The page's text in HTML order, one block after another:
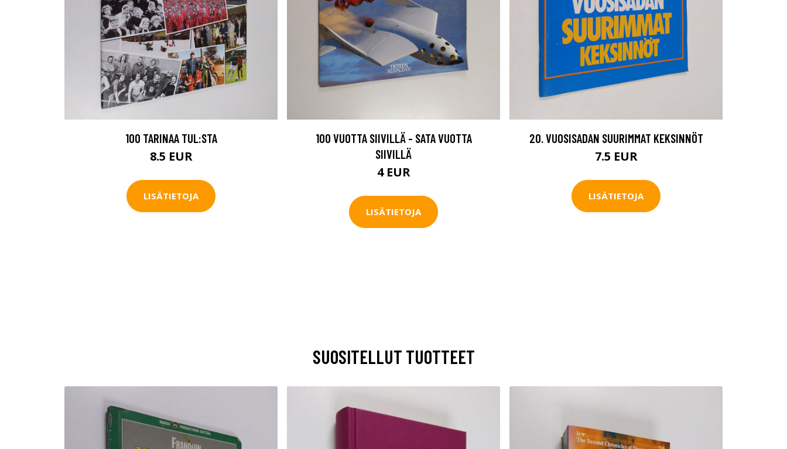
100 TARINAA TUL:STA
8.5 EUR
LISÄTIETOJA
100 VUOTTA SIIVILLÄ - SATA VUOTTA
SIIVILLÄ
4 EUR
LISÄTIETOJA
20. VUOSISADAN SUURIMMAT KEKSINNÖT
7.5 EUR
LISÄTIETOJA
SUOSITELLUT TUOTTEET